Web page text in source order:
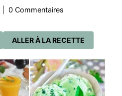
0 Commentaires
ALLER À LA RECETTE